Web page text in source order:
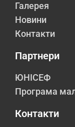
Галерея
Новини
Контакти
Партнери
ЮНІСЕФ
Програма
Контакти